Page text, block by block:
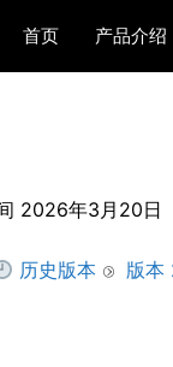
首页 产品介绍
2026年3月20日
历史版本 版本